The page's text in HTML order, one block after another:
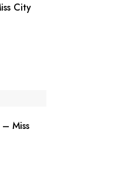
City
Miss